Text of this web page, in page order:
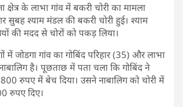
क्षेत्र के लाभा गांव में बकरी चोरी का मामला
सुबह श्याम मंडल की बकरी चोरी हुई। श्याम
की मदद से चोरों को पकड़ लिया।
में जोडगा गांव का गोबिंद परिहार (35) और लाभा
है। पूछताछ में पता चला कि गोबिंद ने
रुपए में बेच दिया। उसने नाबालिग को चोरी में
रुपए दिए।